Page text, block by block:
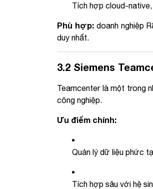
Tích hợp cloud-native,
Phù hợp:doanh nghiệp
duy nhất.
3.2 Siemens
Teamcenter là một trong
công nghiệp.
Ưu điểm chính:
Quản lý dữ liệu phức
Tích hợp sâu với hệ